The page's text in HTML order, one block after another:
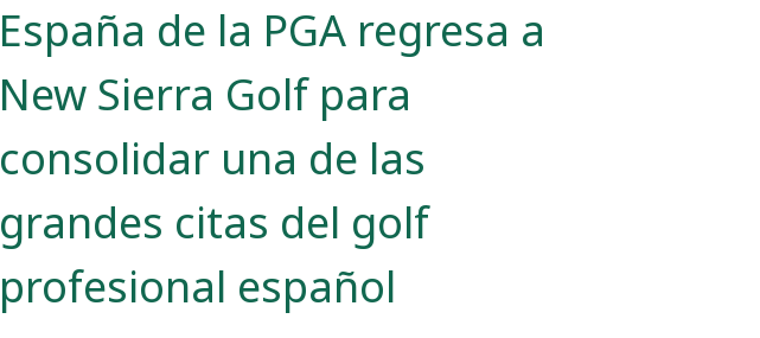
España de la PGA regresa a
New Sierra Golf para
consolidar una de las
grandes citas del golf
profesional español